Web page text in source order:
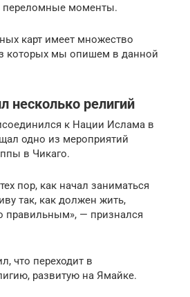
моменты.
карт имеет множество
которых мы опишем в данной
несколько религий
к Нации Ислама в
одно из мероприятий
в Чикаго.
пор, как начал заниматься
так, как должен жить,
правильным», — признался
что переходит в
развитую на Ямайке.